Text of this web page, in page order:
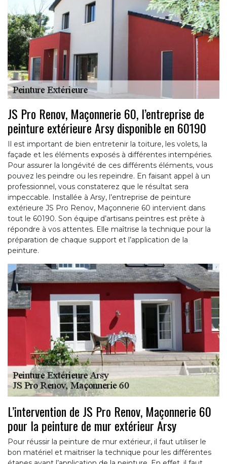
JS Pro Renov, Maçonnerie 60, l’entreprise de
peinture extérieure Arsy disponible en 60190
Il est important de bien entretenir la toiture, les volets, la
façade et les éléments exposés à différentes intempéries.
Pour assurer la longévité de ces différents éléments, vous
pouvez les peindre ou les repeindre. En faisant appel à un
professionnel, vous constaterez que le résultat sera
impeccable. Installée à Arsy, l’entreprise de peinture
extérieure JS Pro Renov, Maçonnerie 60 intervient dans
tout le 60190. Son équipe d’artisans peintres est prête à
répondre à vos attentes. Elle maîtrise la technique pour la
préparation de chaque support et l’application de la
peinture.
L’intervention de JS Pro Renov, Maçonnerie 60
pour la peinture de mur extérieur Arsy
Pour réussir la peinture de mur extérieur, il faut utiliser le
bon matériel et maitriser la technique pour les différentes